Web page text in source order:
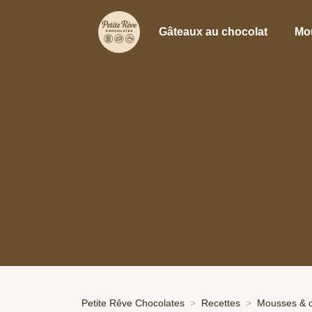
Gâteaux au chocolat
Petite Rêve Chocolates Recettes Mousses &